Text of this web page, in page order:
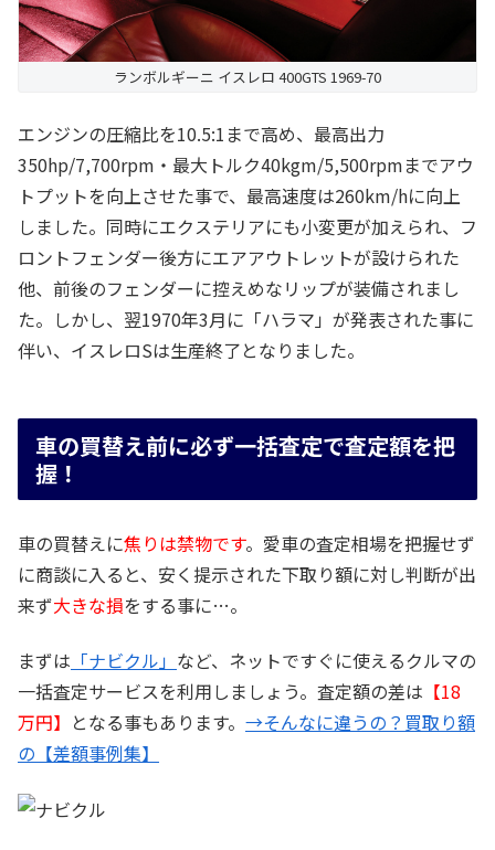
ランボルギーニ イスレロ 400GTS 1969-70
エンジンの圧縮比を10.5:1まで高め、最高出力
350hp/7,700rpm・最大トルク40kgm/5,500rpmまでアウ
トプットを向上させた事で、最高速度は260km/hに向上
しました。同時にエクステリアにも小変更が加えられ、フ
ロントフェンダー後方にエアアウトレットが設けられた
他、前後のフェンダーに控えめなリップが装備されまし
た。しかし、翌1970年3月に「ハラマ」が発表された事に
伴い、イスレロSは生産終了となりました。
車の買替え前に必ず一括査定で査定額を把
握！
車の買替えに焦りは禁物です。愛車の査定相場を把握せず
に商談に入ると、安く提示された下取り額に対し判断が出
来ず大きな損をする事に…。
まずは 「ナビクル」 など、ネットですぐに使えるクルマの
一括査定サービスを利用しましょう。査定額の差は 【18
万円】 となる事もあります。 →そんなに違うの？買取り額
の【差額事例集】